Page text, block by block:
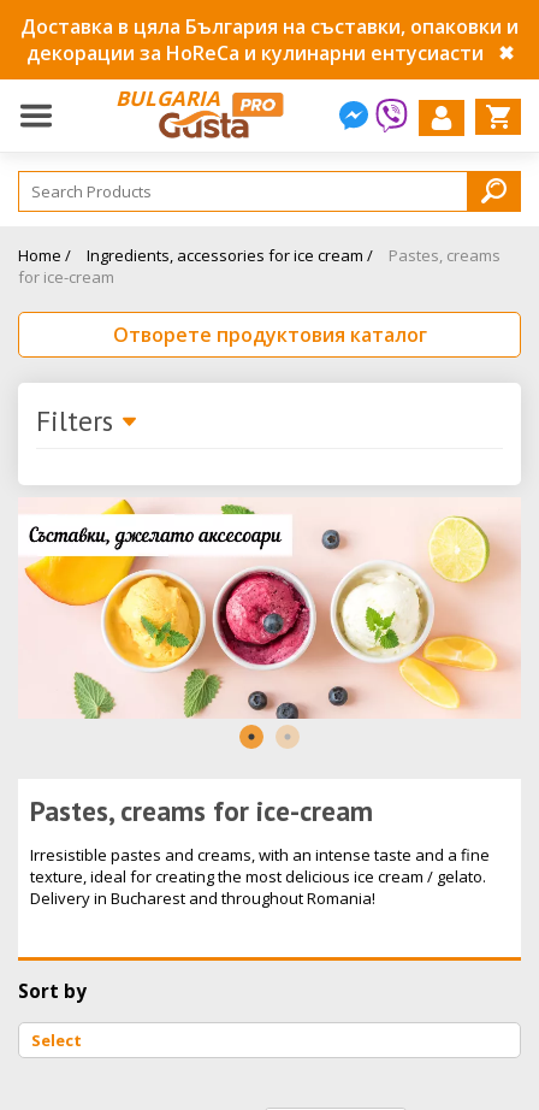
Доставка в цяла България на съставки, опаковки и
декорации за HoReCa и кулинарни ентусиасти
✖
BULGARIA
Home / Ingredients, accessories for ice cream /
Pastes, creams
for ice-cream
Отворете продуктовия каталог
Filters
Pastes, creams for ice-cream
Irresistible pastes and creams, with an intense taste and a fine
texture, ideal for creating the most delicious ice cream / gelato.
Delivery in Bucharest and throughout Romania!
Sort by